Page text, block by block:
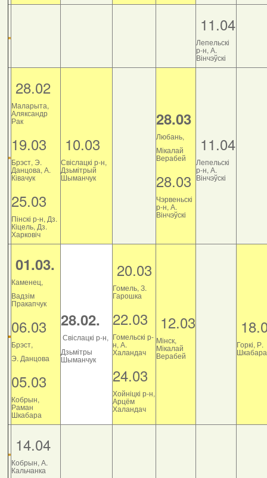
11.04
Лепельскі
р-н, А.
Вінчэўскі
28.02
Маларыта,
Аляксандр
Рак
19.03
Брэст, Э.
Данцова, А.
Ківачук
25.03
Пінскі р-н, Дз.
Кіцель, Дз.
Харковіч
10.03
Свіслацкі р-н,
Дзьмітрый
Шыманчук
28.03
Любань,
Мікалай
Верабей
28.03
Чэрвеньскі
р-н, А.
Вінчэўскі
11.04
Лепельскі
р-н, А.
Вінчэўскі
01.03.
Каменец,
Вадзім
Пракапчук
06.03
Брэст,
Э. Данцова
05.03
Кобрын,
Раман
Шкабара
28.02.
Свіслацкі р-н,
Дзьмітры
Шыманчук
20.03
Гомель, З.
Гарошка
22.03
Гомельскі р-
н, А.
Халандач
24.03
Хойніцкі р-н,
Арцём
Халандач
12.03
Мінск,
Мікалай
Верабей
Горкі, Р.
Шкабара
14.04
Кобрын, А.
Кальчанка